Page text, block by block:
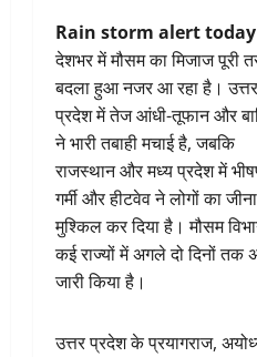
Rain storm alert
देशभर में मौसम का मिजाज पूरी
बदला हुआ नजर आ रहा है। उत्तर
प्रदेश में तेज आंधी-तूफान और
ने भारी तबाही मचाई है, जबकि
राजस्थान और मध्य प्रदेश में
गर्मी और हीटवेव ने लोगों का जीना
मुश्किल कर दिया है। मौसम
कई राज्यों में अगले दो दिनों तक
जारी किया है।
उत्तर प्रदेश के प्रयागराज,